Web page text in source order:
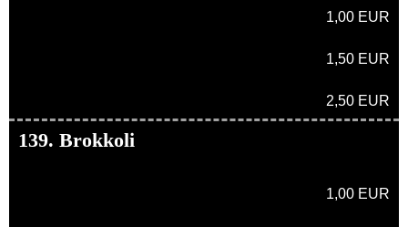
1,00 EUR
1,50 EUR
2,50 EUR
139. Brokkoli
1,00 EUR